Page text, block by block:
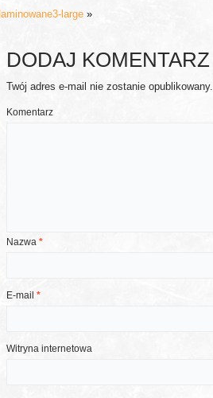
laminowane3-large »
DODAJ KOMENTARZ
Twój adres e-mail nie zostanie opublikowany.
Komentarz
Nazwa *
E-mail *
Witryna internetowa